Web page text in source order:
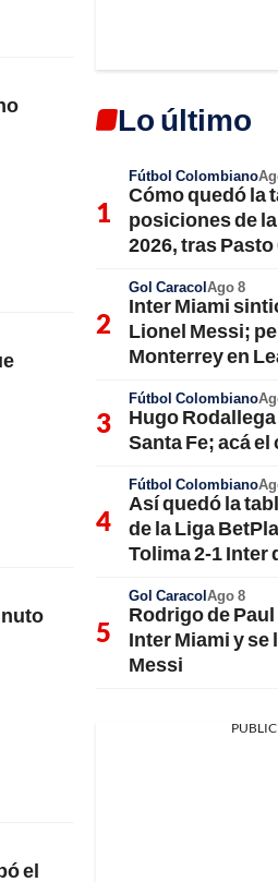
el
Lo último
Fútbol Colombiano
Cómo quedó la
posiciones de
2026, tras Pasto
Gol CaracolAgo 8
Inter Miami
Lionel Messi;
Monterrey en
Fútbol Colombiano
Hugo
Santa Fe; acá
Fútbol Colombiano
Así quedó la
de la Liga
Tolima 2-1 Inter
Gol CaracolAgo 8
Rodrigo de
Inter Miami y se
Messi